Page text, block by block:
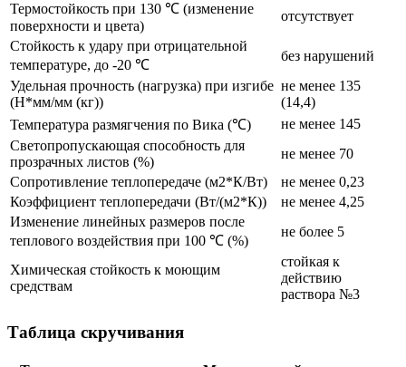
Термостойкость при 130 ℃ (изменение
поверхности и цвета)
отсутствует
Стойкость к удару при отрицательной
температуре, до -20 ℃
без нарушений
Удельная прочность (нагрузка) при изгибе
(Н*мм/мм (кг))
не менее 135
(14,4)
Температура размягчения по Вика (℃)
не менее 145
Светопропускающая способность для
прозрачных листов (%)
не менее 70
Сопротивление теплопередаче (м2*К/Вт)
не менее 0,23
Коэффициент теплопередачи (Вт/(м2*К))
не менее 4,25
Изменение линейных размеров после
теплового воздействия при 100 ℃ (%)
не более 5
Химическая стойкость к моющим
средствам
стойкая к
действию
раствора №3
Таблица скручивания